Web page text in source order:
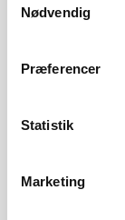
Nødvendig
Præferencer
Statistik
Marketing
Remember
Lost your